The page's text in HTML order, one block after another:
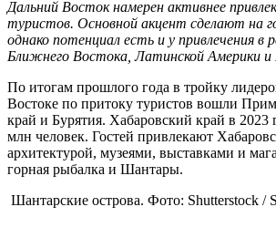
Дальний Восток намерен активнее
туристов. Основной акцент сделают на
однако потенциал есть и у привлечения в
Ближнего Востока, Латинской Америки и
По итогам прошлого года в тройку
Востоке по притоку туристов вошли
край и Бурятия. Хабаровский край в 2023
млн человек. Гостей привлекают
архитектурой, музеями, выставками и
горная рыбалка и Шантары.
Шантарские острова. Фото: Shutterstock /